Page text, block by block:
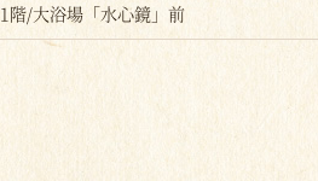
1階/大浴場「水心鏡」前